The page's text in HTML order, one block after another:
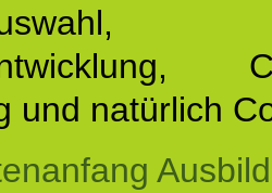
und natürlich